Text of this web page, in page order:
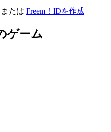
または Freem！IDを作成
ゲーム